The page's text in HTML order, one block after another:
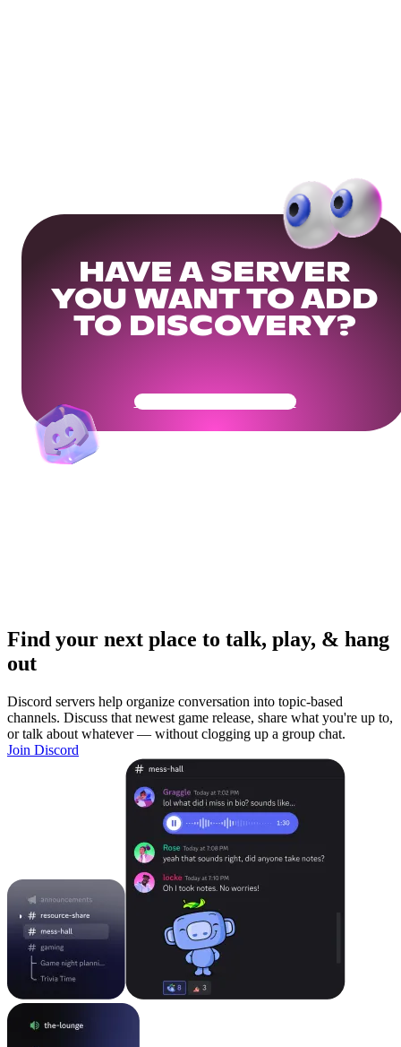
HAVE A SERVER
YOU WANT TO ADD
TO DISCOVERY?
Get Your Community Ready
Find your next place to talk, play, & hang
out
Discord servers help organize conversation into topic-based
channels. Discuss that newest game release, share what you're up to,
or talk about whatever — without clogging up a group chat.
Join Discord